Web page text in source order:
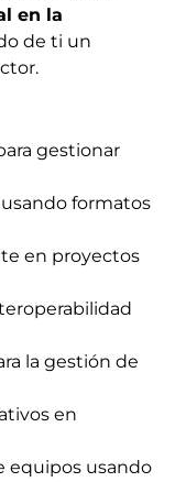
en la
de ti un
gestionar
formatos
en proyectos
la gestión de
en
equipos usando